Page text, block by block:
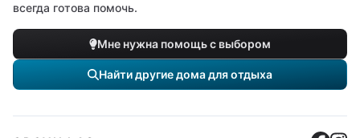
всегда готова помочь.
Мне нужна помощь с выбором
Найти другие дома для отдыха